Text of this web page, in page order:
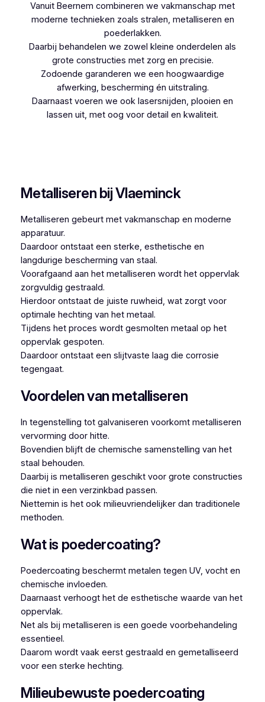
Vanuit Beernem combineren we vakmanschap met
moderne technieken zoals stralen, metalliseren en
poederlakken.
Daarbij behandelen we zowel kleine onderdelen als
grote constructies met zorg en precisie.
Zodoende garanderen we een hoogwaardige
afwerking, bescherming én uitstraling.
Daarnaast voeren we ook lasersnijden, plooien en
lassen uit, met oog voor detail en kwaliteit.
Metalliseren bij Vlaeminck
Metalliseren gebeurt met vakmanschap en moderne
apparatuur.
Daardoor ontstaat een sterke, esthetische en
langdurige bescherming van staal.
Voorafgaand aan het metalliseren wordt het oppervlak
zorgvuldig gestraald.
Hierdoor ontstaat de juiste ruwheid, wat zorgt voor
optimale hechting van het metaal.
Tijdens het proces wordt gesmolten metaal op het
oppervlak gespoten.
Daardoor ontstaat een slijtvaste laag die corrosie
tegengaat.
Voordelen van metalliseren
In tegenstelling tot galvaniseren voorkomt metalliseren
vervorming door hitte.
Bovendien blijft de chemische samenstelling van het
staal behouden.
Daarbij is metalliseren geschikt voor grote constructies
die niet in een verzinkbad passen.
Niettemin is het ook milieuvriendelijker dan traditionele
methoden.
Wat is poedercoating?
Poedercoating beschermt metalen tegen UV, vocht en
chemische invloeden.
Daarnaast verhoogt het de esthetische waarde van het
oppervlak.
Net als bij metalliseren is een goede voorbehandeling
essentieel.
Daarom wordt vaak eerst gestraald en gemetalliseerd
voor een sterke hechting.
Milieubewuste poedercoating